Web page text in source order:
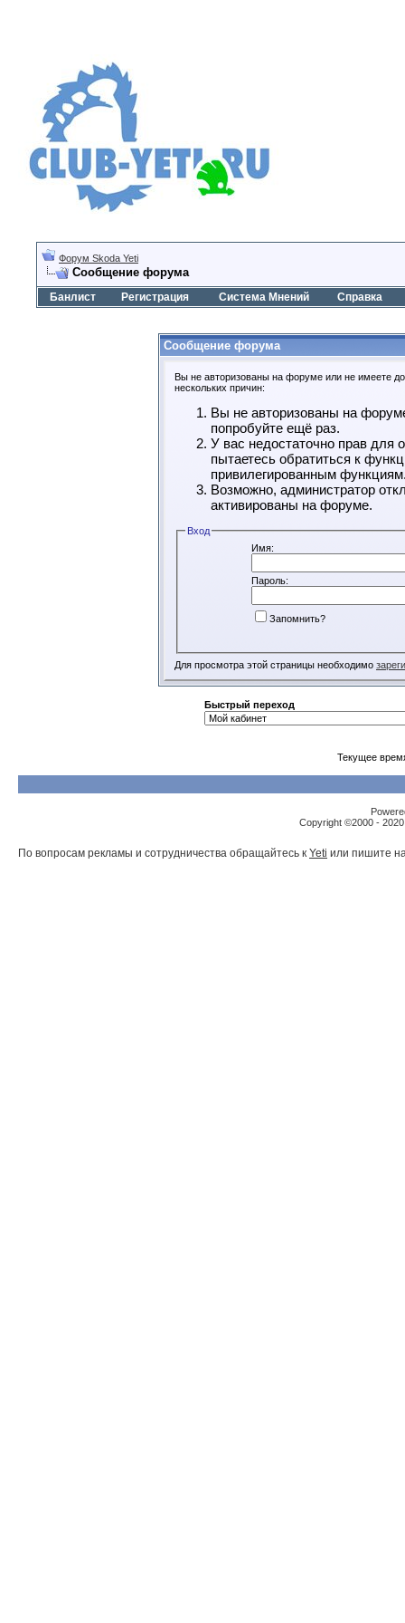
Форум Skoda Yeti
Сообщение форума
Банлист Регистрация Система Мнений Справка
Сообщение форума
Вы не авторизованы на форуме или не имеете
нескольких причин:
Вы не авторизованы на
попробуйте ещё раз.
У вас недостаточно прав для
пытаетесь обратиться к
привилегированным
Возможно, администратор
активированы на форуме.
Вход
Имя:
Пароль:
Запомнить?
Для просмотра этой страницы необходимо
Быстрый переход
Текущее
Copyright ©2000 -
По вопросам рекламы и сотрудничества обращайтесь к Yeti или пишите